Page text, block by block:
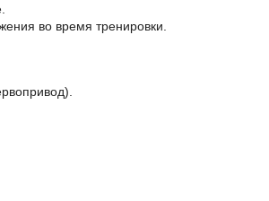
во время тренировки.